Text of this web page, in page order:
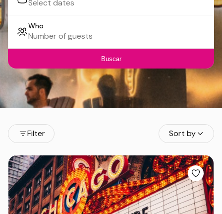
Who
Buscar
Filter Sort by